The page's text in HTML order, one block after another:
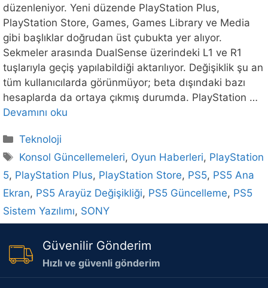
düzenleniyor. Yeni düzende PlayStation Plus,
PlayStation Store, Games, Games Library ve Media
gibi başlıklar doğrudan üst çubukta yer alıyor.
Sekmeler arasında DualSense üzerindeki L1 ve R1
tuşlarıyla geçiş yapılabildiği aktarılıyor. Değişiklik şu an
tüm kullanıcılarda görünmüyor; beta dışındaki bazı
hesaplarda da ortaya çıkmış durumda. PlayStation …
Devamını oku
Kategoriler
Teknoloji
Etiketler
Konsol Güncellemeleri, Oyun Haberleri, PlayStation
5, PlayStation Plus, PlayStation Store, PS5, PS5 Ana
Ekran, PS5 Arayüz Değişikliği, PS5 Güncelleme, PS5
Sistem Yazılımı, SONY
Güvenilir Gönderim
Hızlı ve güvenli gönderim